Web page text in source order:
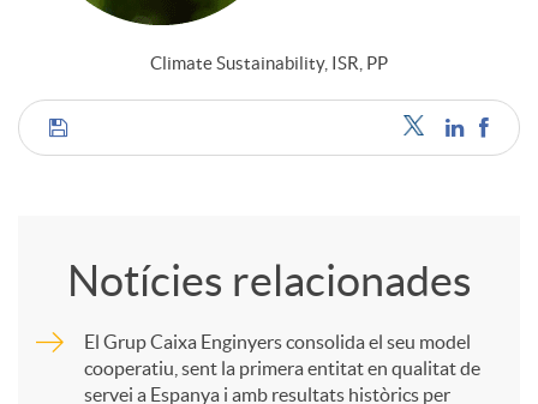
Climate Sustainability, ISR, PP
C
m
Notícies relacionades
El Grup Caixa Enginyers consolida el seu model
cooperatiu, sent la primera entitat en qualitat de
servei a Espanya i amb resultats històrics per